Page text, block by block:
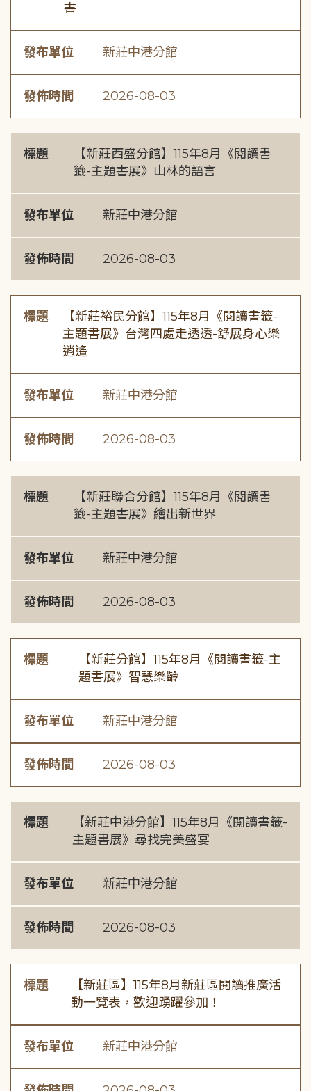
書
發布單位 新莊中港分館
發佈時間 2026-08-03
標題
【新莊西盛分館】115年8月《閱讀書
籤-主題書展》山林的語言
發布單位 新莊中港分館
發佈時間 2026-08-03
標題
【新莊裕民分館】115年8月《閱讀書籤-
主題書展》台灣四處走透透-舒展身心樂
逍遙
發布單位 新莊中港分館
發佈時間 2026-08-03
標題
【新莊聯合分館】115年8月《閱讀書
籤-主題書展》繪出新世界
發布單位 新莊中港分館
發佈時間 2026-08-03
標題
【新莊分館】115年8月《閱讀書籤-主
題書展》智慧樂齡
發布單位 新莊中港分館
發佈時間 2026-08-03
標題
【新莊中港分館】115年8月《閱讀書籤-
主題書展》尋找完美盛宴
發布單位 新莊中港分館
發佈時間 2026-08-03
標題
【新莊區】115年8月新莊區閱讀推廣活
動一覽表，歡迎踴躍參加！
發布單位 新莊中港分館